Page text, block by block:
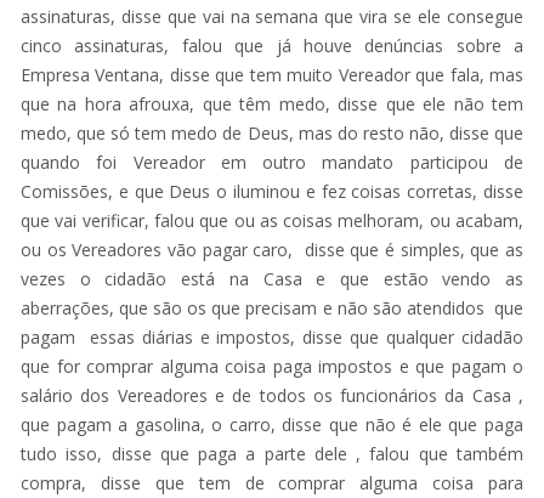
assinaturas, disse que vai na semana que vira se ele consegue
cinco assinaturas, falou que já houve denúncias sobre a
Empresa Ventana, disse que tem muito Vereador que fala, mas
que na hora afrouxa, que têm medo, disse que ele não tem
medo, que só tem medo de Deus, mas do resto não, disse que
quando foi Vereador em outro mandato participou de
Comissões, e que Deus o iluminou e fez coisas corretas, disse
que vai verificar, falou que ou as coisas melhoram, ou acabam,
ou os Vereadores vão pagar caro, disse que é simples, que as
vezes o cidadão está na Casa e que estão vendo as
aberrações, que são os que precisam e não são atendidos que
pagam essas diárias e impostos, disse que qualquer cidadão
que for comprar alguma coisa paga impostos e que pagam o
salário dos Vereadores e de todos os funcionários da Casa ,
que pagam a gasolina, o carro, disse que não é ele que paga
tudo isso, disse que paga a parte dele , falou que também
compra, disse que tem de comprar alguma coisa para